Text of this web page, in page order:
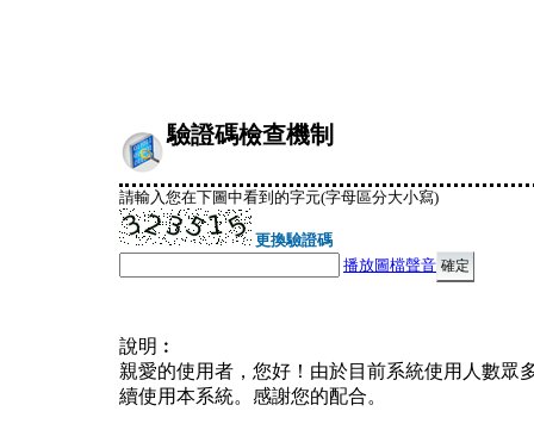
驗證碼檢查機制
請輸入您在下圖中看到的字元(字母區分大小寫)
更換驗證碼
播放圖檔聲音
說明︰
親愛的使用者，您好！由於目前系統使用人數眾
續使用本系統。感謝您的配合。